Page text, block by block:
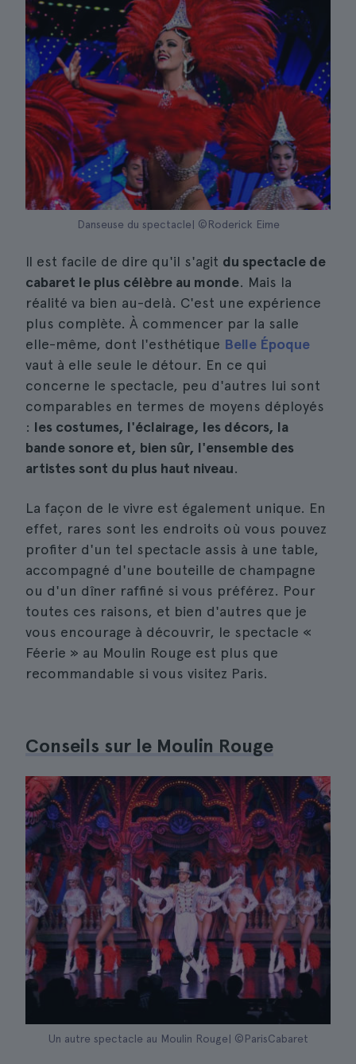
Danseuse du spectacle| ©Roderick Eime
Il est facile de dire qu'il s'agit du spectacle de
cabaret le plus célèbre au monde. Mais la
réalité va bien au-delà. C'est une expérience
plus complète. À commencer par la salle
elle-même, dont l'esthétique Belle Époque
vaut à elle seule le détour. En ce qui
concerne le spectacle, peu d'autres lui sont
comparables en termes de moyens déployés
: les costumes, l'éclairage, les décors, la
bande sonore et, bien sûr, l'ensemble des
artistes sont du plus haut niveau.
La façon de le vivre est également unique. En
effet, rares sont les endroits où vous pouvez
profiter d'un tel spectacle assis à une table,
accompagné d'une bouteille de champagne
ou d'un dîner raffiné si vous préférez. Pour
toutes ces raisons, et bien d'autres que je
vous encourage à découvrir, le spectacle «
Féerie » au Moulin Rouge est plus que
recommandable si vous visitez Paris.
Conseils sur le Moulin Rouge
Un autre spectacle au Moulin Rouge| ©ParisCabaret